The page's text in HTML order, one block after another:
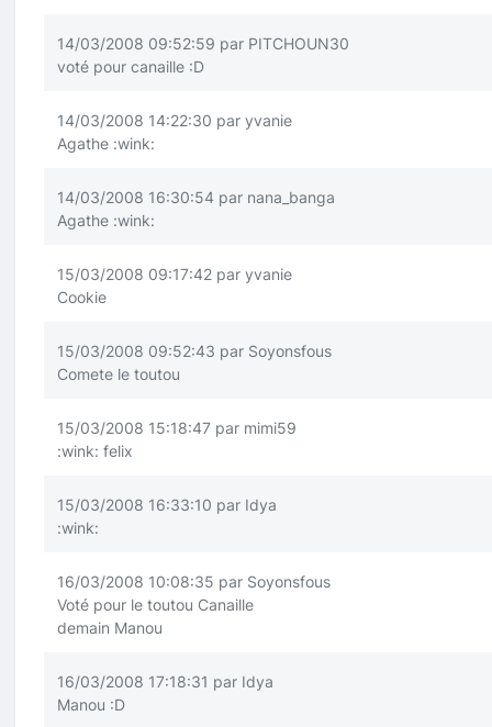
14/03/2008 09:52:59 par PITCHOUN30
voté pour canaille :D
14/03/2008 14:22:30 par yvanie
Agathe :wink:
14/03/2008 16:30:54 par nana_banga
Agathe :wink:
15/03/2008 09:17:42 par yvanie
Cookie
15/03/2008 09:52:43 par Soyonsfous
Comete le toutou
15/03/2008 15:18:47 par mimi59
:wink: felix
15/03/2008 16:33:10 par Idya
:wink:
16/03/2008 10:08:35 par Soyonsfous
Voté pour le toutou Canaille
demain Manou
16/03/2008 17:18:31 par Idya
Manou :D